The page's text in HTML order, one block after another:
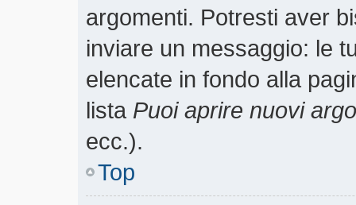
argomenti. Potresti aver
inviare un messaggio: le
elencate in fondo alla
lista Puoi aprire nuovi
ecc.).
Top